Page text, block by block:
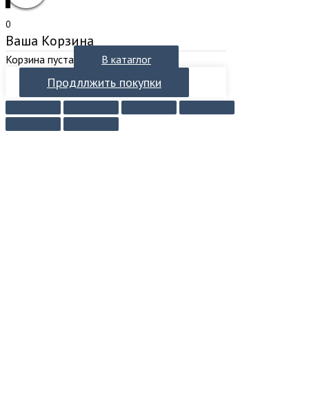
0
Ваша Корзина
Корзина пуста В катаглог
Продллжить покупки